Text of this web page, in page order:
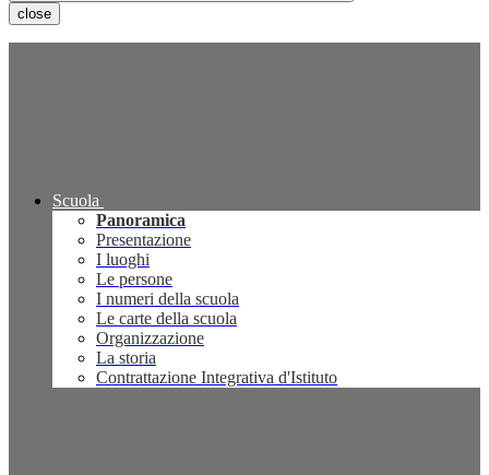
close
Scuola
Panoramica
Presentazione
I luoghi
Le persone
I numeri della scuola
Le carte della scuola
Organizzazione
La storia
Contrattazione Integrativa d'Istituto